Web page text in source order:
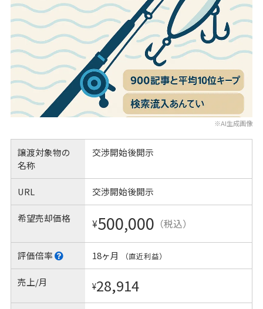
※AI生成画像
譲渡対象物の
名称
交渉開始後開示
URL 交渉開始後開示
希望売却価格 ¥500,000 （税込）
評価倍率 18ヶ月 （直近利益）
売上/月 ¥28,914